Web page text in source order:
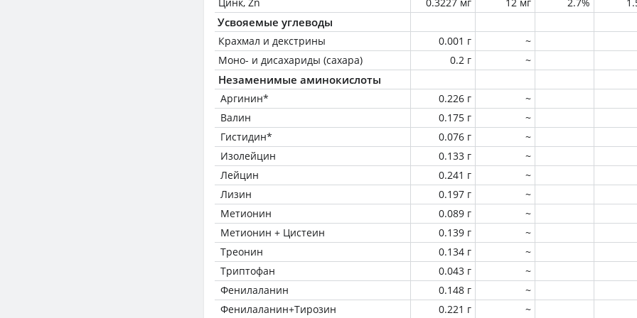
Усвояемые углеводы
Крахмал и декстрины 0.001 г
~
Моно- и дисахариды (сахара)
0.2 г ~
Незаменимые аминокислоты
Аргинин* 0.226 г
~
Валин
0.175 г
~
Гистидин*
0.076 г
~
Изолейцин
0.133 г
~
Лейцин
0.241 г
~
Лизин
0.197 г
~
Метионин
0.089 г
~
Метионин + Цистеин
0.139 г
~
Треонин
0.134 г
~
Триптофан
0.043 г
~
Фенилаланин
0.148 г
~
Фенилаланин+Тирозин
0.221 г ~